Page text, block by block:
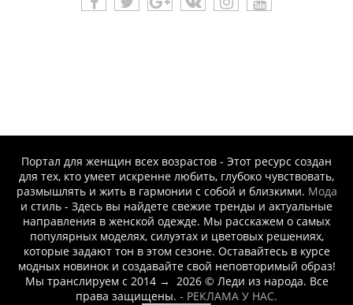
Портал для женщин всех возрастов - Этот ресурс создан
для тех, кто умеет искренне любить, глубоко чувствовать,
размышлять и жить в гармонии с собой и близкими. Мода
и стиль - Здесь вы найдете свежие тренды и актуальные
направления в женской одежде. Мы расскажем о самых
популярных моделях, силуэтах и цветовых решениях,
которые задают тон в этом сезоне. Оставайтесь в курсе
модных новинок и создавайте свой неповторимый образ!
Мы транслируем с 2014→ 2026© Леди из народа. Все
права защищены. - РЕКЛАМА У НАС.